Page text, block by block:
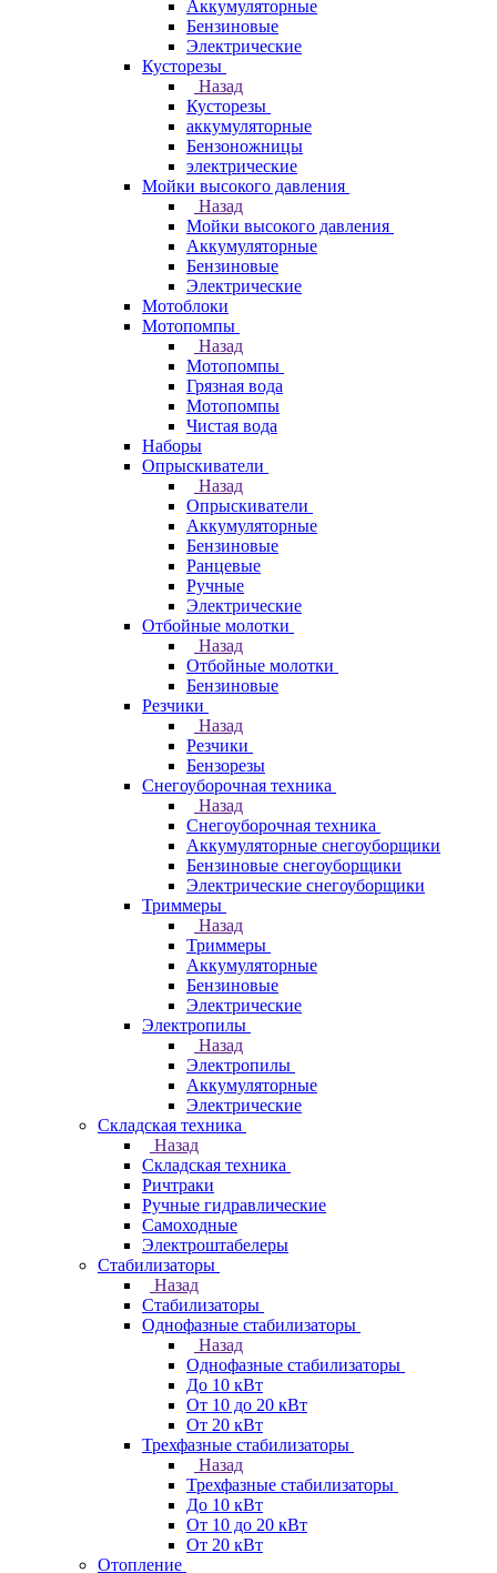
Аккумуляторные
Бензиновые
Электрические
Кусторезы
Назад
Кусторезы
аккумуляторные
Бензоножницы
электрические
Мойки высокого давления
Назад
Мойки высокого давления
Аккумуляторные
Бензиновые
Электрические
Мотоблоки
Мотопомпы
Назад
Мотопомпы
Грязная вода
Мотопомпы
Чистая вода
Наборы
Опрыскиватели
Назад
Опрыскиватели
Аккумуляторные
Бензиновые
Ранцевые
Ручные
Электрические
Отбойные молотки
Назад
Отбойные молотки
Бензиновые
Резчики
Назад
Резчики
Бензорезы
Снегоуборочная техника
Назад
Снегоуборочная техника
Аккумуляторные снегоуборщики
Бензиновые снегоуборщики
Электрические снегоуборщики
Триммеры
Назад
Триммеры
Аккумуляторные
Бензиновые
Электрические
Электропилы
Назад
Электропилы
Аккумуляторные
Электрические
Складская техника
Назад
Складская техника
Ричтраки
Ручные гидравлические
Самоходные
Электроштабелеры
Стабилизаторы
Назад
Стабилизаторы
Однофазные стабилизаторы
Назад
Однофазные стабилизаторы
До 10 кВт
От 10 до 20 кВт
От 20 кВт
Трехфазные стабилизаторы
Назад
Трехфазные стабилизаторы
До 10 кВт
От 10 до 20 кВт
От 20 кВт
Отопление